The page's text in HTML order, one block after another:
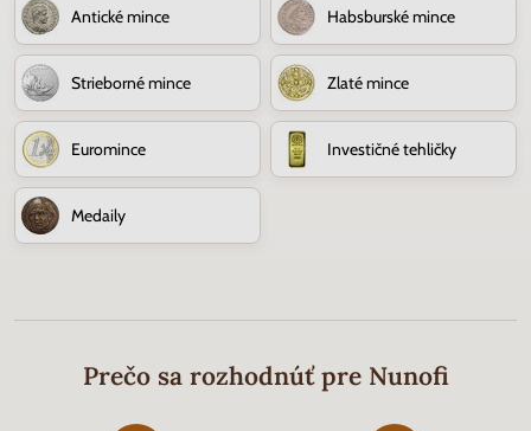
Antické mince Habsburské mince
Strieborné mince Zlaté mince
Euromince Investičné tehličky
Medaily
Prečo sa rozhodnúť pre Nunofi